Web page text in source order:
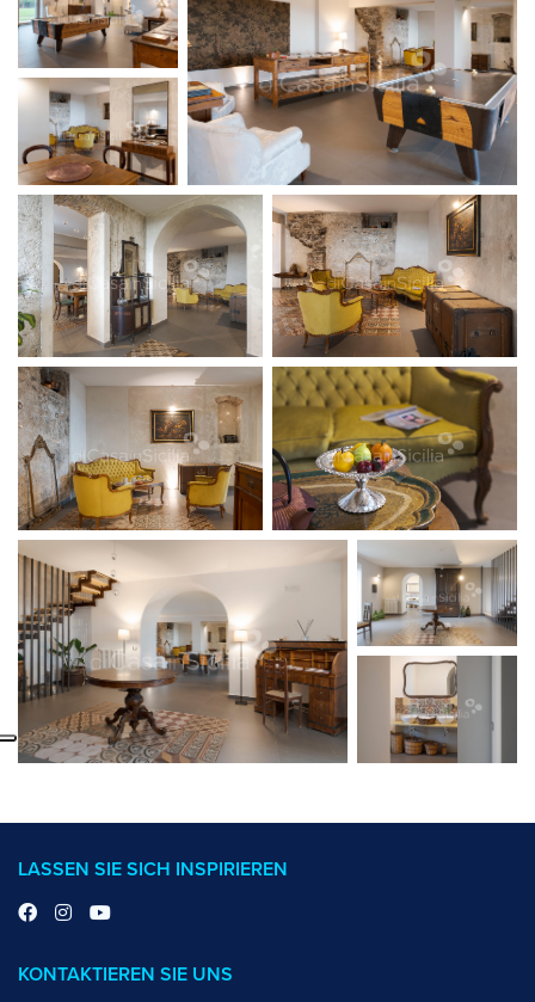
LASSEN SIE SICH INSPIRIEREN
KONTAKTIEREN SIE UNS